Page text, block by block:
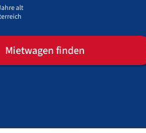
alt
Mietwagen finden